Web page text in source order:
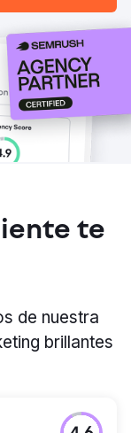
te
de nuestra
brillantes